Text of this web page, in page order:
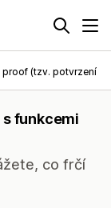
proof (tzv. potvrzení
funkcemi
co frčí